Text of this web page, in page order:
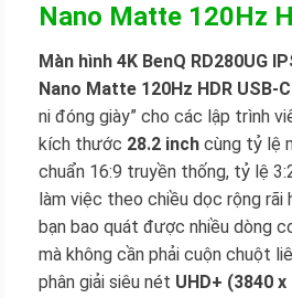
Nano Matte 120Hz
Màn hình 4K BenQ RD280UG
Nano Matte 120Hz HDR USB-
ni đóng giày” cho các lập trình
kích thước 28.2 inch cùng tỷ lệ
chuẩn 16:9 truyền thống, tỷ lệ
làm việc theo chiều dọc rộng rãi
bạn bao quát được nhiều dòng
mà không cần phải cuộn chuột
phân giải siêu nét UHD+ (3840 x